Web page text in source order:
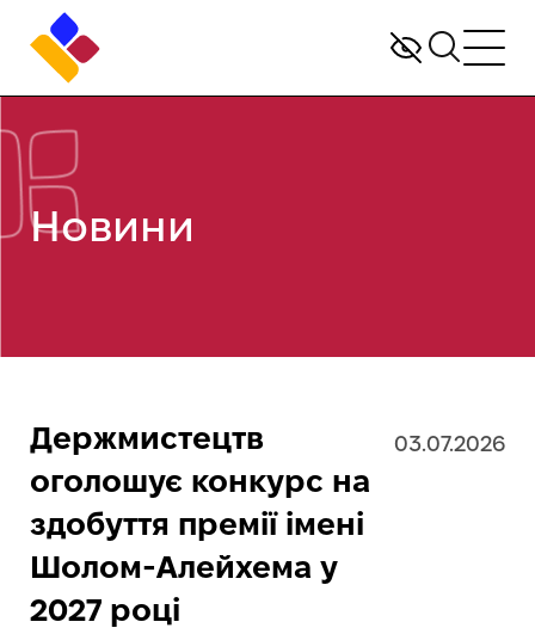
Новини
Держмистецтв
оголошує конкурс на
здобуття премії імені
Шолом-Алейхема у
2027 році
03.07.2026